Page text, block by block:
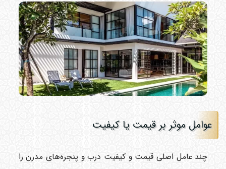
عوامل موثر بر قیمت یا کیفیت
چند عامل اصلی قیمت و کیفیت درب و پنجره‌های مدرن را